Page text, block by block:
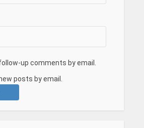
up comments by email.
posts by email.